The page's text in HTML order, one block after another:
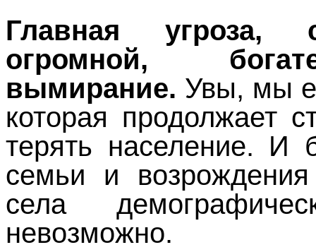
Главная угроза,
огромной,
вымирание. Увы, мы
которая продолжает
терять население. И
семьи и
села
невозможно.